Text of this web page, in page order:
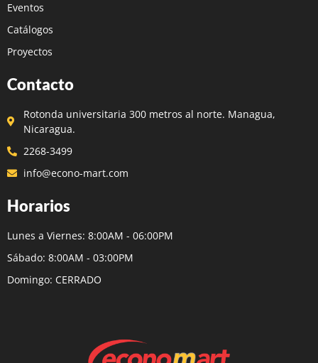
Eventos
Catálogos
Proyectos
Contacto
Rotonda universitaria 300 metros al norte. Managua,
Nicaragua.
2268-3499
info@econo-mart.com
Horarios
Lunes a Viernes: 8:00AM - 06:00PM
Sábado: 8:00AM - 03:00PM
Domingo: CERRADO